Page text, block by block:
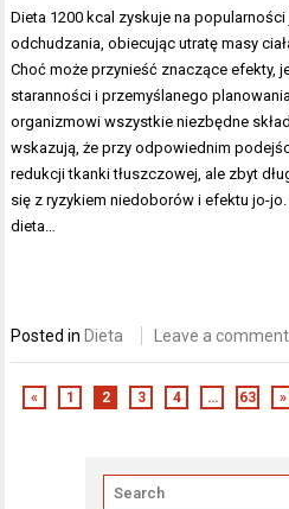
Dieta 1200 kcal zyskuje na
odchudzania, obiecując utratę masy
Choć może przynieść znaczące efekty,
staranności i przemyślanego
organizmowi wszystkie niezbędne
wskazują, że przy odpowiednim
redukcji tkanki tłuszczowej, ale zbyt
się z ryzykiem niedoborów i efektu jo-
dieta…
Posted inDieta Leave a comment
« 1 2 3 4 … 63 »